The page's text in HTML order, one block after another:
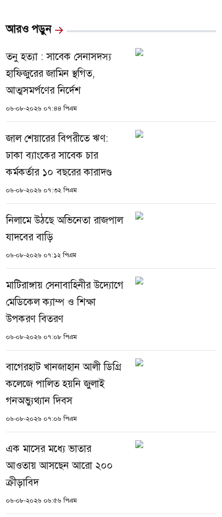
আরও পড়ুন
তনু হত্যা : সাবেক সেনাসদস্য
হাফিজুরের জামিন স্থগিত,
আত্মসমর্পণের নির্দেশ
০৬-০৮-২০২৬ ০৭:৪৪ পিএম
জাল শেয়ারের বিপরীতে ঋণ:
ঢাকা ব্যাংকের সাবেক চার
কর্মকর্তার ১০ বছরের কারাদণ্ড
০৬-০৮-২০২৬ ০৭:৩২ পিএম
নিলামে উঠছে অভিনেতা রাজপাল
যাদবের বাড়ি
০৬-০৮-২০২৬ ০৭:১২ পিএম
মাটিরাঙ্গায় সেনাবাহিনীর উদ্যোগে
মেডিকেল ক্যাম্প ও শিক্ষা
উপকরণ বিতরণ
০৬-০৮-২০২৬ ০৭:০৮ পিএম
বাগেরহাট খানজাহান আলী ডিগ্রি
কলেজে পালিত হয়নি জুলাই
গনঅভ্যুথ্যান দিবস
০৬-০৮-২০২৬ ০৭:০৬ পিএম
এক মাসের মধ্যে ভাতার
আওতায় আসছেন আরো ২০০
ক্রীড়াবিদ
০৬-০৮-২০২৬ ০৬:৫৬ পিএম